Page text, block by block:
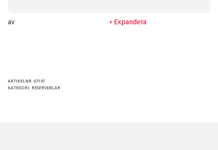
av Expandera
ARTIKELNR: 671.97
KATEGORI: RESERVDELAR